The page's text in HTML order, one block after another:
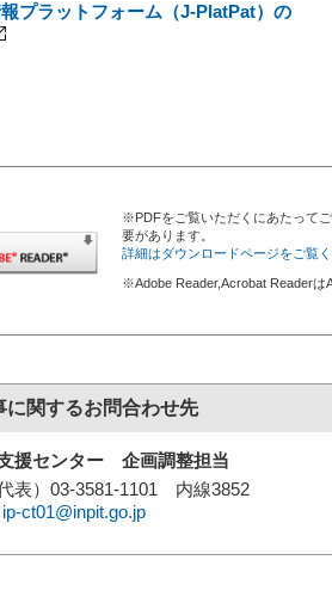
プラットフォーム（J-PlatPat）の
※PDFをご覧いただくにあたって
要があります。
詳細はダウンロードページをご覧
※Adobe Reader,Acrobat Readerは
に関するお問合わせ先
援センター 企画調整担当
表）03-3581-1101 内線3852
ip-ct01@inpit.go.jp